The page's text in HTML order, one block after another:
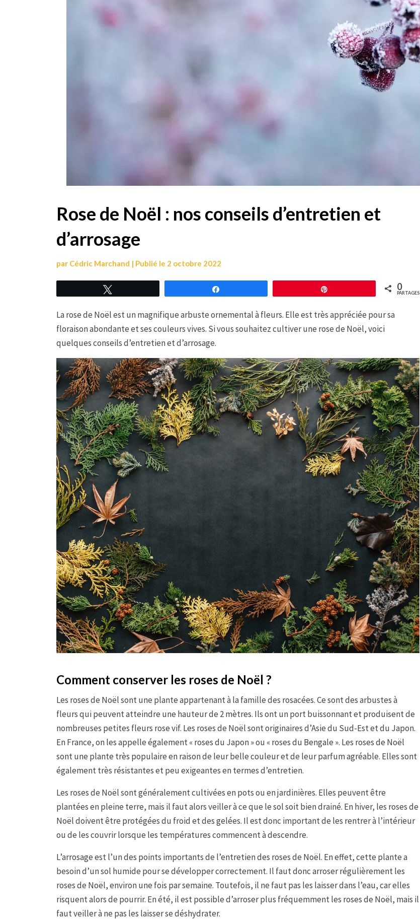
Rose de Noël : nos conseils d’entretien et
d’arrosage
par Cédric Marchand | Publié le 2 octobre 2022
0
PARTAGES
La rose de Noël est un magnifique arbuste ornemental à fleurs. Elle est très appréciée pour sa
floraison abondante et ses couleurs vives. Si vous souhaitez cultiver une rose de Noël, voici
quelques conseils d’entretien et d’arrosage.
Comment conserver les roses de Noël ?
Les roses de Noël sont une plante appartenant à la famille des rosacées. Ce sont des arbustes à
fleurs qui peuvent atteindre une hauteur de 2 mètres. Ils ont un port buissonnant et produisent de
nombreuses petites fleurs rose vif. Les roses de Noël sont originaires d’Asie du Sud-Est et du Japon.
En France, on les appelle également « roses du Japon » ou « roses du Bengale ». Les roses de Noël
sont une plante très populaire en raison de leur belle couleur et de leur parfum agréable. Elles sont
également très résistantes et peu exigeantes en termes d’entretien.
Les roses de Noël sont généralement cultivées en pots ou en jardinières. Elles peuvent être
plantées en pleine terre, mais il faut alors veiller à ce que le sol soit bien drainé. En hiver, les roses de
Noël doivent être protégées du froid et des gelées. Il est donc important de les rentrer à l’intérieur
ou de les couvrir lorsque les températures commencent à descendre.
L’arrosage est l’un des points importants de l’entretien des roses de Noël. En effet, cette plante a
besoin d’un sol humide pour se développer correctement. Il faut donc arroser régulièrement les
roses de Noël, environ une fois par semaine. Toutefois, il ne faut pas les laisser dans l’eau, car elles
risquent alors de pourrir. En été, il est possible d’arroser plus fréquemment les roses de Noël, mais il
faut veiller à ne pas les laisser se déshydrater.